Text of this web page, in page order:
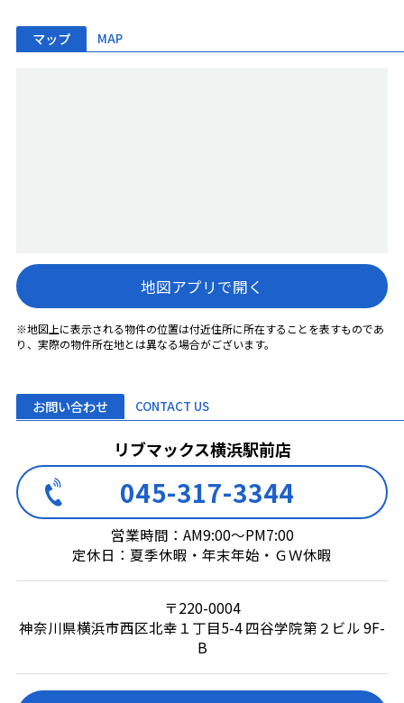
マップ MAP
地図アプリで開く
※地図上に表示される物件の位置は付近住所に所在することを表すものであ
り、実際の物件所在地とは異なる場合がございます。
お問い合わせ CONTACT US
リブマックス横浜駅前店
045-317-3344
営業時間：AM9:00～PM7:00
定休日：夏季休暇・年末年始・ＧＷ休暇
〒220-0004
神奈川県横浜市西区北幸１丁目5-4 四谷学院第２ビル 9F-
B